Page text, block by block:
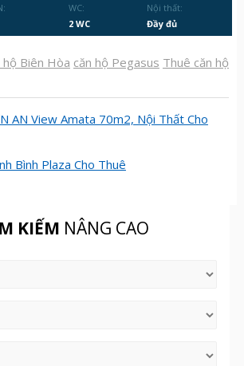
WC:
2 WC
Nội thất:
Đầy đủ
hộ Biên Hòa căn hộ Pegasus Thuê căn hộ
AN View Amata 70m2, Nội Thất Cho
Bình Plaza Cho Thuê
KIẾM NÂNG CAO